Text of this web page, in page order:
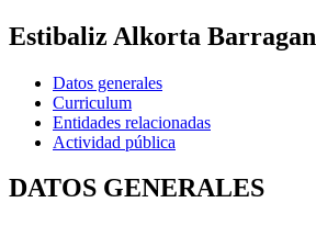
Estibaliz Alkorta Barragan
Datos generales
Curriculum
Entidades relacionadas
Actividad pública
DATOS GENERALES